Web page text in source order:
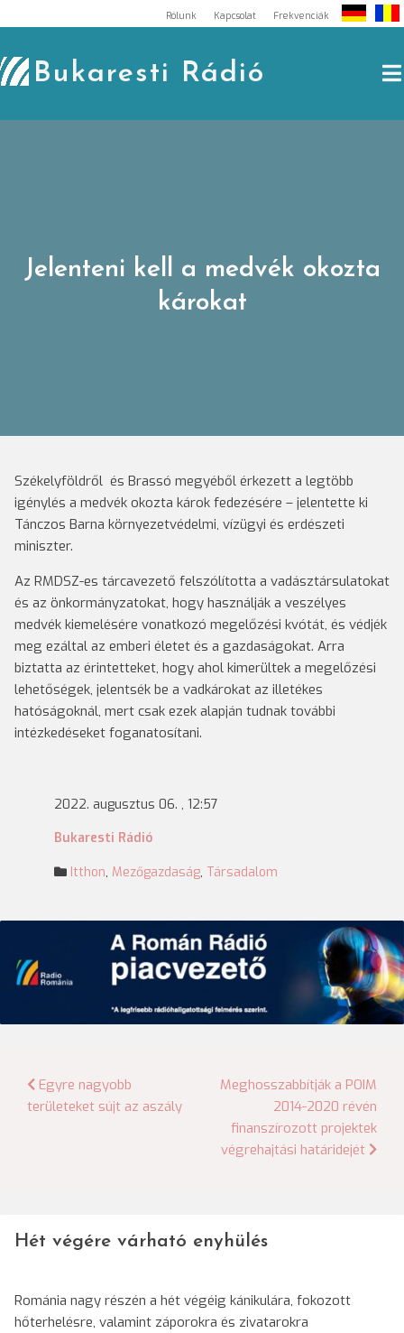
to
content
Rólunk Kapcsolat Frekvenciák
Bukaresti Rádió
Jelenteni kell a medvék okozta
károkat
Székelyföldről és Brassó megyéből érkezett a legtöbb
igénylés a medvék okozta károk fedezésére – jelentette ki
Tánczos Barna környezetvédelmi, vízügyi és erdészeti
miniszter.
Az RMDSZ-es tárcavezető felszólította a vadásztársulatokat
és az önkormányzatokat, hogy használják a veszélyes
medvék kiemelésére vonatkozó megelőzési kvótát, és védjék
meg ezáltal az emberi életet és a gazdaságokat. Arra
biztatta az érintetteket, hogy ahol kimerültek a megelőzési
lehetőségek, jelentsék be a vadkárokat az illetékes
hatóságoknál, mert csak ezek alapján tudnak további
intézkedéseket foganatosítani.
2022. augusztus 06. , 12:57
Bukaresti Rádió
Itthon, Mezőgazdaság, Társadalom
Bejegyzés
navigáció
Egyre nagyobb
területeket sújt az aszály
Meghosszabbítják a POIM
2014-2020 révén
finanszírozott projektek
végrehajtási határidejét
Hét végére várható enyhülés
Románia nagy részén a hét végéig kánikulára, fokozott
hőterhelésre, valamint záporokra és zivatarokra